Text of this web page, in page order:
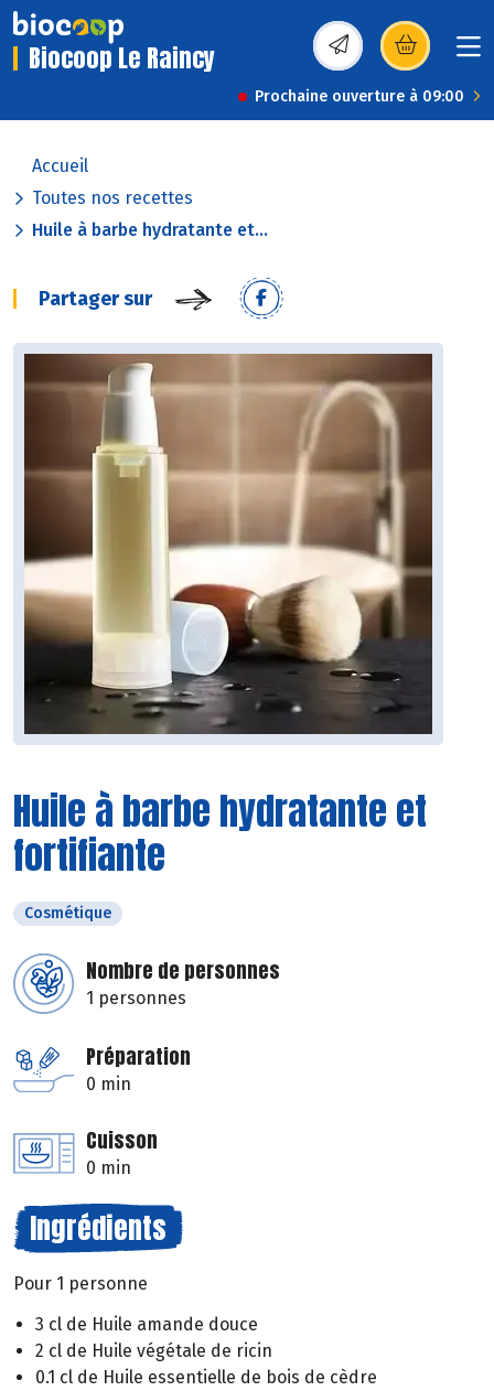
Biocoop Le Raincy (s’ouvre dans une
Prochaine ouverture à 09:00
Accueil
Toutes nos recettes
Huile à barbe hydratante et...
Partager sur
Huile à barbe hydratante et
fortifiante
Cosmétique
Nombre de personnes
1 personnes
Préparation
0 min
Cuisson
0 min
Ingrédients
Pour 1 personne
3 cl de Huile amande douce
2 cl de Huile végétale de ricin
0.1 cl de Huile essentielle de bois de cèdre